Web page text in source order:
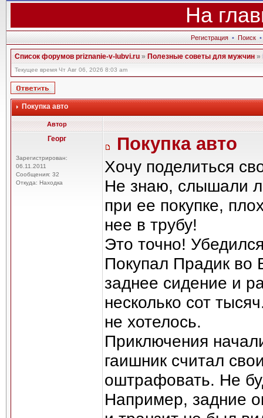
На
Регистрация • Поиск •
Список форумов priznanie-v-lubvi.ru»Полезные советы для мужчин»
Текущее время Чт Авг 06, 2026 8:03 am
Покупка авто
Автор
Георг
Зарегистрирован:
06.11.2011
Сообщения: 32
Откуда: Находка
Покупка авто
Хочу поделиться
Не знаю, слышали
при ее покупке,
нее в трубу!
Это точно!
Покупал Прадик во
заднее сидение и
несколько сот
не хотелось.
Приключения
гаишник считал
оштрафовать. Не
Например, задние